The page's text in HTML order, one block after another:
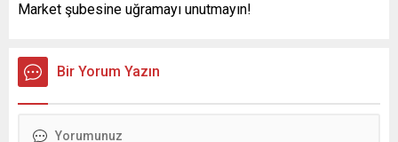
Market şubesine uğramayı unutmayın!
Bir Yorum Yazın